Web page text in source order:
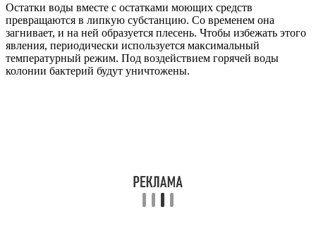
Остатки воды вместе с остатками моющих средств
превращаются в липкую субстанцию. Со временем она
загнивает, и на ней образуется плесень. Чтобы избежать этого
явления, периодически используется максимальный
температурный режим. Под воздействием горячей воды
колонии бактерий будут уничтожены.